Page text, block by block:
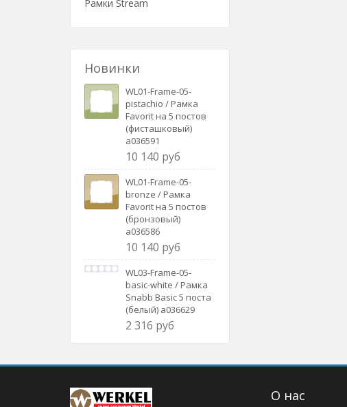
Рамки Stream
Новинки
WL01-Frame-05-
pistachio / Рамка
Favorit на 5 постов
(фисташковый)
a036591
10 140 руб
WL01-Frame-05-
bronze / Рамка
Favorit на 5 постов
(бронзовый)
a036586
10 140 руб
WL03-Frame-05-
basic-white / Рамка
Snabb Basic 5 поста
(белый) a036629
2 316 руб
О нас